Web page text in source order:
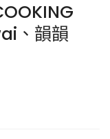
、韻韻